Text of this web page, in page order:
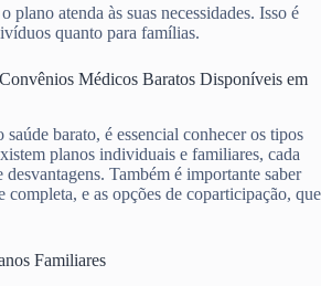
plano atenda às suas necessidades. Isso é
quanto para famílias.
Médicos Baratos Disponíveis em
saúde barato, é essencial conhecer os tipos
planos individuais e familiares, cada
desvantagens. Também é importante saber
completa, e as opções de coparticipação, que
Familiares